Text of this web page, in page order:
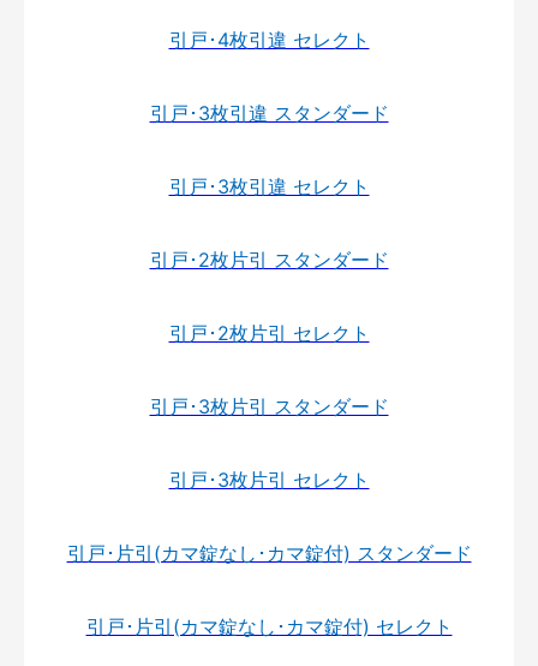
引戸･4枚引違 セレクト
引戸･3枚引違 スタンダード
引戸･3枚引違 セレクト
引戸･2枚片引 スタンダード
引戸･2枚片引 セレクト
引戸･3枚片引 スタンダード
引戸･3枚片引 セレクト
引戸･片引(カマ錠なし･カマ錠付) スタンダード
引戸･片引(カマ錠なし･カマ錠付) セレクト